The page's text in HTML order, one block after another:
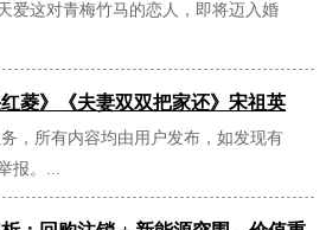
爱这对青梅竹马的恋人，即将迈入婚
菱》《夫妻双双把家还》宋祖英
《九九艳阳天》
，所有内容均由用户发布，如发现有
报。...